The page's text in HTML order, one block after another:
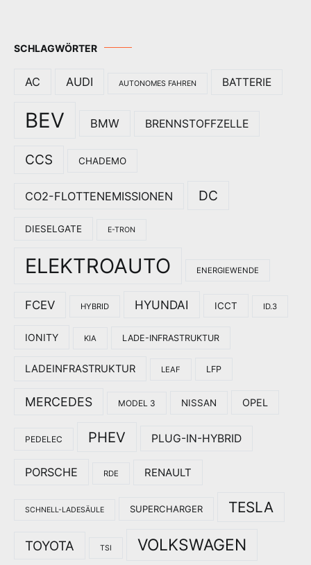
SCHLAGWÖRTER
AC AUDI AUTONOMES FAHREN BATTERIE
BEV BMW BRENNSTOFFZELLE
CCS CHADEMO
CO2-FLOTTENEMISSIONEN DC
DIESELGATE E-TRON
ELEKTROAUTO ENERGIEWENDE
FCEV HYBRID HYUNDAI ICCT ID.3
IONITY KIA LADE-INFRASTRUKTUR
LADEINFRASTRUKTUR LEAF LFP
MERCEDES MODEL 3 NISSAN OPEL
PEDELEC PHEV PLUG-IN-HYBRID
PORSCHE RDE RENAULT
SCHNELL-LADESÄULE SUPERCHARGER TESLA
TOYOTA TSI VOLKSWAGEN